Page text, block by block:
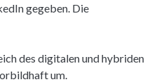
gegeben. Die
des digitalen und hybriden
um.